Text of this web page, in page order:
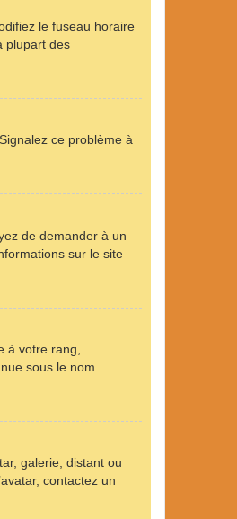
le fuseau horaire
plupart des
ce problème à
de demander à un
sur le site
à votre rang,
sous le nom
galerie, distant ou
contactez un